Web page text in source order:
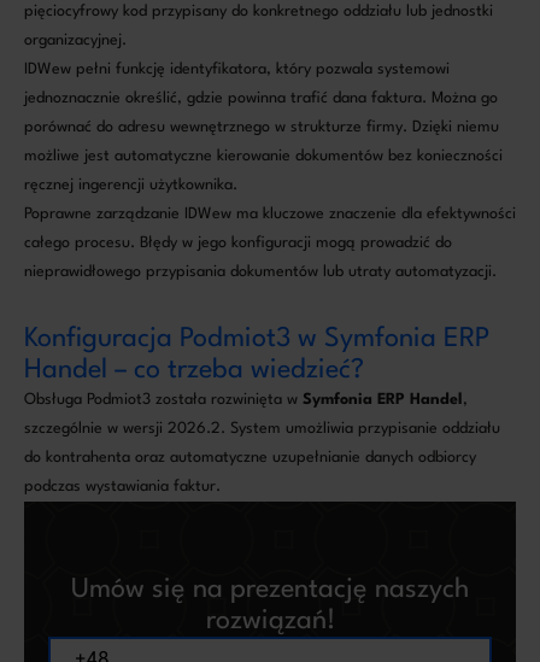
pięciocyfrowy kod przypisany do konkretnego oddziału lub jednostki
organizacyjnej.
IDWew pełni funkcję identyfikatora, który pozwala systemowi
jednoznacznie określić, gdzie powinna trafić dana faktura. Można go
porównać do adresu wewnętrznego w strukturze firmy. Dzięki niemu
możliwe jest automatyczne kierowanie dokumentów bez konieczności
ręcznej ingerencji użytkownika.
Poprawne zarządzanie IDWew ma kluczowe znaczenie dla efektywności
całego procesu. Błędy w jego konfiguracji mogą prowadzić do
nieprawidłowego przypisania dokumentów lub utraty automatyzacji.
Konfiguracja Podmiot3 w Symfonia ERP
Handel – co trzeba wiedzieć?
Obsługa Podmiot3 została rozwinięta w Symfonia ERP Handel ,
szczególnie w wersji 2026.2. System umożliwia przypisanie oddziału
do kontrahenta oraz automatyczne uzupełnianie danych odbiorcy
podczas wystawiania faktur.
Umów się na prezentację naszych
rozwiązań!